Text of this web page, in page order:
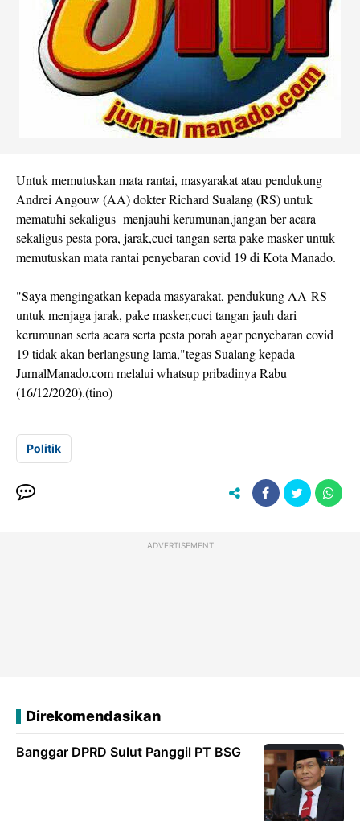
Untuk memutuskan mata rantai, masyarakat atau pendukung
Andrei Angouw (AA) dokter Richard Sualang (RS) untuk
mematuhi sekaligus menjauhi kerumunan,jangan ber acara
sekaligus pesta pora, jarak,cuci tangan serta pake masker untuk
memutuskan mata rantai penyebaran covid 19 di Kota Manado.
"Saya mengingatkan kepada masyarakat, pendukung AA-RS
untuk menjaga jarak, pake masker,cuci tangan jauh dari
kerumunan serta acara serta pesta porah agar penyebaran covid
19 tidak akan berlangsung lama,"tegas Sualang kepada
JurnalManado.com melalui whatsup pribadinya Rabu
(16/12/2020).(tino)
Politik
ADVERTISEMENT
Direkomendasikan
Banggar DPRD Sulut Panggil PT BSG